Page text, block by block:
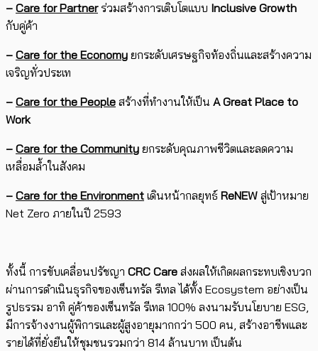
– Care for Partnerร่วมสร้างการเติบโตแบบ Inclusive Growth
กับคู่ค้า
– Care for the Economy ยกระดับเศรษฐกิจท้องถิ่นและสร้างความ
เจริญทั่วประเท
– Care for the People สร้างที่ทำงานให้เป็น A Great Place to
Work
– Care for the Community ยกระดับคุณภาพชีวิตและลดความ
เหลื่อมล้ำในสังคม
– Care for the Environment เดินหน้ากลยุทธ์ ReNEW สู่เป้าหมาย
Net Zero ภายในปี 2593
​ทั้งนี้ การขับเคลื่อน​ปรัชญา CRC Care ​​ส่งผลให้เกิดผลกระทบเชิงบวก
ผ่าน​การดำเนินธุรกิจของเซ็นทรัล รีเทล ได้ทั้ง Ecosystem อย่างเป็น
รูปธรรม อาทิ คู่ค้าของเซ็นทรัล รีเทล 100% ลงนามรับนโยบาย ESG,
มีการจ้างงานผู้พิการและผู้สูงอายุมากกว่า 500 คน, สร้างอาชีพและ
รายได้ที่ยั่งยืนให้ชุมชนรวมกว่า 814 ล้านบาท เป็นต้น